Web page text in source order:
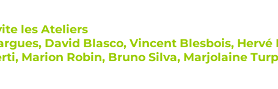
les Ateliers
David Blasco, Vincent Blesbois,
Marion Robin, Bruno Silva, Marjolaine